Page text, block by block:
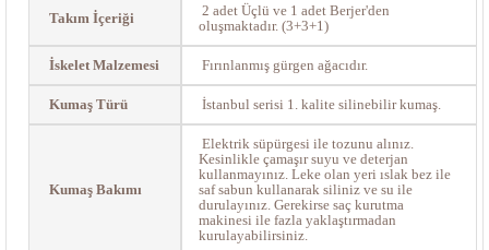
Takım İçeriği
2 adet Üçlü ve 1 adet Berjer'den
oluşmaktadır. (3+3+1)
İskelet Malzemesi Fırınlanmış gürgen ağacıdır.
Kumaş Türü İstanbul serisi 1. kalite silinebilir kumaş.
Kumaş Bakımı
Elektrik süpürgesi ile tozunu alınız.
Kesinlikle çamaşır suyu ve deterjan
kullanmayınız. Leke olan yeri ıslak bez ile
saf sabun kullanarak siliniz ve su ile
durulayınız. Gerekirse saç kurutma
makinesi ile fazla yaklaştırmadan
kurulayabilirsiniz.